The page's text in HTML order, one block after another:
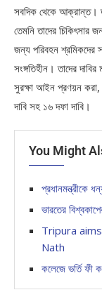
সবদিক থেকে আক্রান্ত।
তেমনি তাদের
জন্য পরিবহন শ্রমিকদের
সংঙ্গতিহীন। তাদের
সুরক্ষা আইন প্রণয়ন করা,
দাবি সহ ১৬ দফা দাবি।
You Might
প্রধানমন্ত্রীকে
ভারতের
Tripura
Nath
কলেজে ভর্তি ফী